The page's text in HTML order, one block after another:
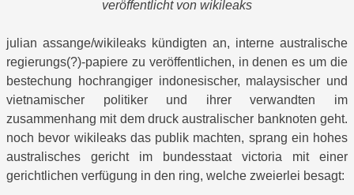
veröffentlicht von wikileaks
julian assange/wikileaks kündigten an, interne australische
regierungs(?)-papiere zu veröffentlichen, in denen es um die
bestechung hochrangiger indonesischer, malaysischer und
vietnamischer politiker und ihrer verwandten im
zusammenhang mit dem druck australischer banknoten geht.
noch bevor wikileaks das publik machten, sprang ein hohes
australisches gericht im bundesstaat victoria mit einer
gerichtlichen verfügung in den ring, welche zweierlei besagt: